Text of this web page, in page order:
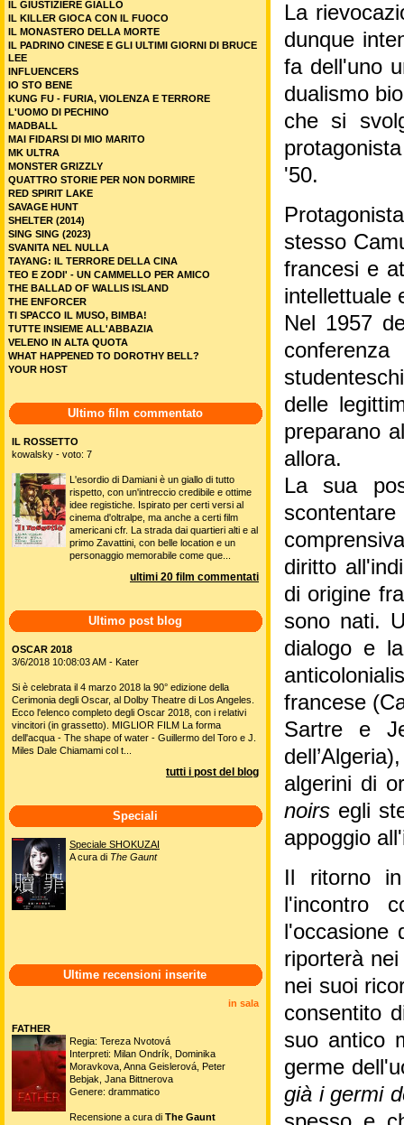
La
dunque
fa dell'uno
dualismo
che si
'50.
stesso
francesi e
intellettuale
Nel 1957
delle
preparano
allora.
La sua
diritto
di origine
sono nati.
dialogo e
francese
Sartre e
algerini di
noirs egli
appoggio
Il ritorno
l'incontro
riporterà
nei suoi
consentito
suo antico
germe
già i germi
IL GIUSTIZIERE GIALLO
IL KILLER GIOCA CON IL FUOCO
IL MONASTERO DELLA MORTE
IL PADRINO CINESE E GLI ULTIMI GIORNI DI BRUCE
LEE
INFLUENCERS
IO STO BENE
KUNG FU - FURIA, VIOLENZA E TERRORE
L'UOMO DI PECHINO
MADBALL
MAI FIDARSI DI MIO MARITO
MK ULTRA
MONSTER GRIZZLY
QUATTRO STORIE PER NON DORMIRE
RED SPIRIT LAKE
SAVAGE HUNT
SHELTER (2014)
SING SING (2023)
SVANITA NEL NULLA
TAYANG: IL TERRORE DELLA CINA
TEO E ZODI' - UN CAMMELLO PER AMICO
THE BALLAD OF WALLIS ISLAND
THE ENFORCER
TI SPACCO IL MUSO, BIMBA!
TUTTE INSIEME ALL'ABBAZIA
VELENO IN ALTA QUOTA
WHAT HAPPENED TO DOROTHY BELL?
YOUR HOST
Ultimo film commentato
IL ROSSETTO
kowalsky - voto: 7
L'esordio di Damiani è un giallo di tutto
rispetto, con un'intreccio credibile e ottime
idee registiche. Ispirato per certi versi al
cinema d'oltralpe, ma anche a certi film
americani cfr. La strada dai quartieri alti e al
primo Zavattini, con belle location e un
personaggio memorabile come que...
ultimi 20 film commentati
Ultimo post blog
OSCAR 2018
3/6/2018 10:08:03 AM - Kater
Si è celebrata il 4 marzo 2018 la 90° edizione della
Cerimonia degli Oscar, al Dolby Theatre di Los Angeles.
Ecco l'elenco completo degli Oscar 2018, con i relativi
vincitori (in grassetto). MIGLIOR FILM La forma
dell'acqua - The shape of water - Guillermo del Toro e J.
Miles Dale Chiamami col t...
tutti i post del blog
Speciali
Speciale SHOKUZAI
A cura di The Gaunt
Ultime recensioni inserite
in sala
FATHER
Regia: Tereza Nvotová
Interpreti: Milan Ondrík, Dominika
Moravkova, Anna Geislerová, Peter
Bebjak, Jana Bittnerova
Genere: drammatico
Recensione a cura di The Gaunt